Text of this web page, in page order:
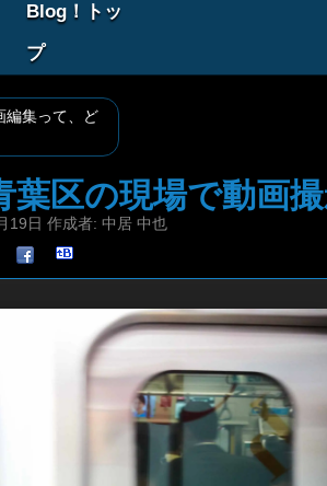
Blog！トッ
プ
編集って、ど
葉区の現場で動画
19日 作成者: 中居 中也